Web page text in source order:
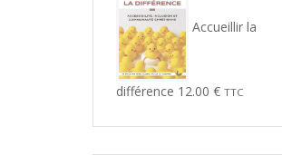
Accueillir la
différence 12.00 € TTC